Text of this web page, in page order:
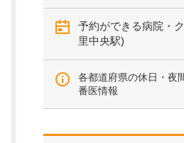
予約ができる病院・
里中央駅)
各都道府県の休日・夜
番医情報